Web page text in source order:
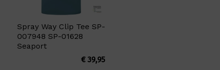
Spray Way Clip Tee SP-
007948 SP-01628
Seaport
€39,95